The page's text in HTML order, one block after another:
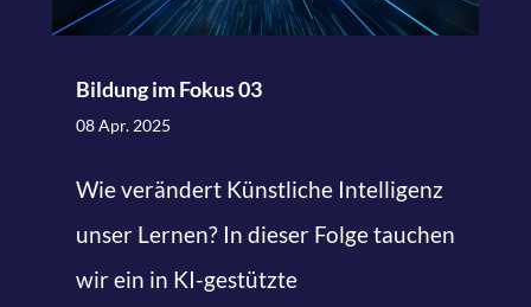
Bildung im Fokus 03
08 Apr. 2025
Wie verändert Künstliche Intelligenz
unser Lernen? In dieser Folge tauchen
wir ein in KI-gestützte